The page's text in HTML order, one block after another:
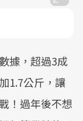
據，超過3成
1.7公斤，讓
！過年後不想